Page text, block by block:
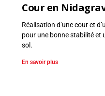
n
r
o
e
Cour en
Réalisation d’une cour et
pour une bonne stabilité et
sol.
En savoir plus